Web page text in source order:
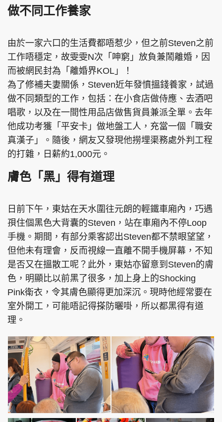
做不同工作養家
由於一家六口的生活費都唔惹少，但之前Steven之前
工作唔穩定，故雯雯N次「呻窮」放負兼鬧離婚，因
而被網民封為「離婚界KOL」！
為了修補夫妻關係，Steven近年發憤搵錢養家，試過
做不同類型的工作，包括：在小食店做侍應、去酒吧
唱歌，以及在一間性用品店做售貨員兼派全單。去年
他成功考獲「平安卡」做地盤工人，充當一個「職安
真漢子」。隨後，網友又發現他撈埋渠務處外判工程
的打雜，日薪約1,000元。
膚色「黑」得有道理
日前下午，東姑在天水圍往元朗的輕鐵車廂內，巧遇
孭住個黑色大背囊的Steven，站在車廂內不停Loop
手機。期間，有部分乘客認出Steven都不禁眼望望，
但他未有理會，反而視線一直離不開手機屏幕，不知
是否又在搵散工呢？此外，東姑亦留意到Steven的膚
色，明顯比以前黑了很多，加上身上的Shocking
Pink衛衣，令其膚色顯得更加深沉。現時他經常要在
室外開工，可能唔記得搽防曬啩，所以都黑得有道
理。